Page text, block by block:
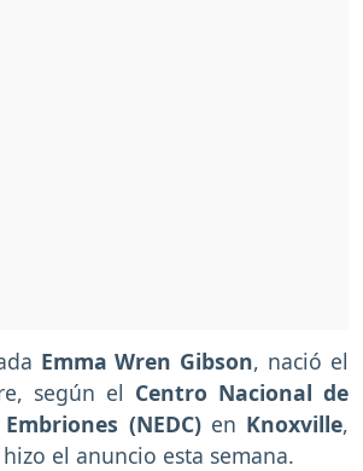
Emma Wren Gibson, nació el
según el Centro Nacional de
(NEDC)en Knoxville,
el anuncio esta semana.